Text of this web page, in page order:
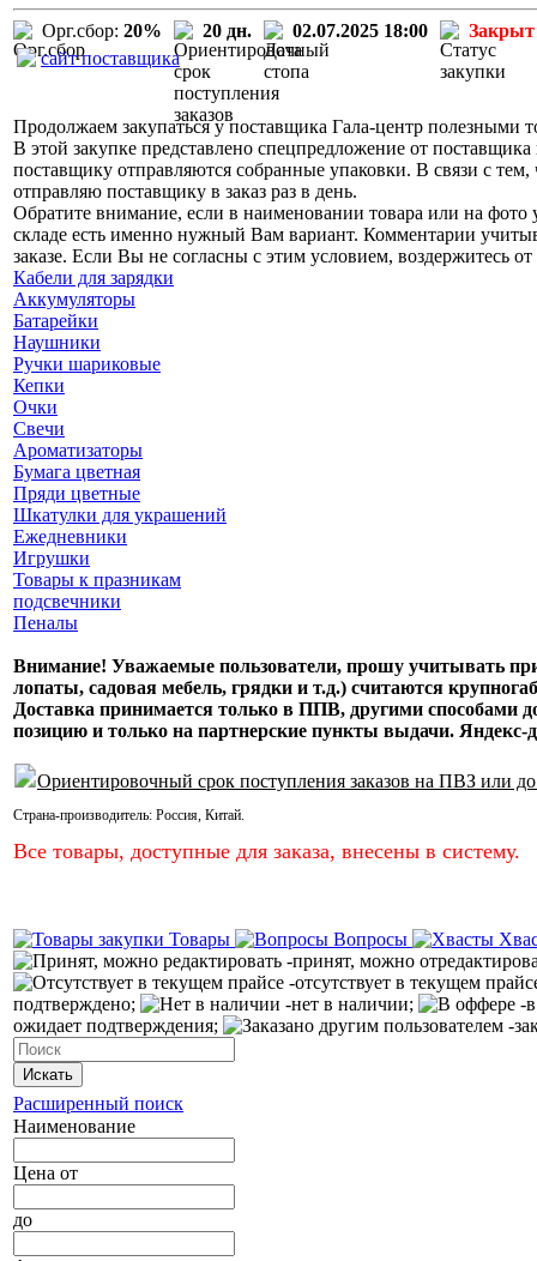
Орг.сбор: 20% 20 дн. 02.07.2025 18:00
Закрыт
сайт поставщика
Продолжаем закупаться у поставщика Гала-центр полезными
В этой закупке представлено спецпредложение от
поставщику отправляются собранные упаковки. В связи с
отправляю поставщику в заказ раз в день.
Обратите внимание, если в наименовании товара или на фото
складе есть именно нужный Вам вариант. Комментарии
заказе. Если Вы не согласны с этим условием, воздержитесь от
Кабели для зарядки
Аккумуляторы
Батарейки
Наушники
Ручки шариковые
Кепки
Очки
Свечи
Ароматизаторы
Бумага цветная
Пряди цветные
Шкатулки для украшений
Ежедневники
Игрушки
Товары к празникам
подсвечники
Пеналы
Внимание! Уважаемые пользователи, прошу учитывать
лопаты, садовая мебель, грядки и т.д.) считаются
Доставка принимается только в ППВ, другими
позицию и только на партнерские пункты выдачи.
Ориентировочный срок поступления заказов на ПВЗ или
Страна-производитель: Россия, Китай.
Все товары, доступные для заказа, внесены в систему.
Товары Вопросы
-принят, можно
-отсутствует в текущем
подтверждено;
-нет в наличии;
-
ожидает подтверждения;
-
Искать
Расширенный поиск
Наименование
Цена от
до